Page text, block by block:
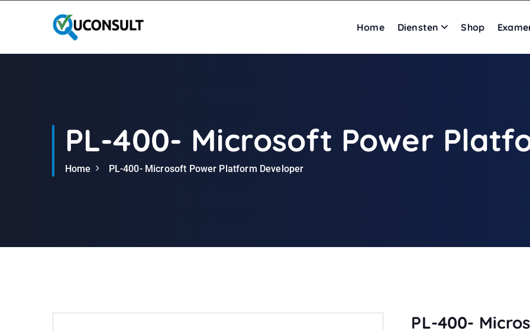
a
Home Diensten Shop
PL-400- Microsoft Power
Home PL-400- Microsoft Power Platform Developer
PL-400-